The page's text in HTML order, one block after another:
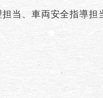
当、車両安全指導担